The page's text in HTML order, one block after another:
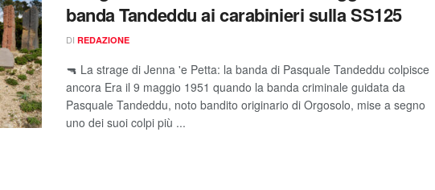
banda Tandeddu ai carabinieri sulla SS125
DI REDAZIONE
🔫 La strage di Jenna 'e Petta: la banda di Pasquale Tandeddu colpisce
ancora Era il 9 maggio 1951 quando la banda criminale guidata da
Pasquale Tandeddu, noto bandito originario di Orgosolo, mise a segno
uno dei suoi colpi più ...